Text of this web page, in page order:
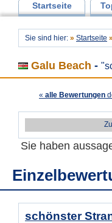
Startseite
Sie sind hier: » Startseite »
Galu Beach -
« alle Bewertungen
Sie haben
schönster